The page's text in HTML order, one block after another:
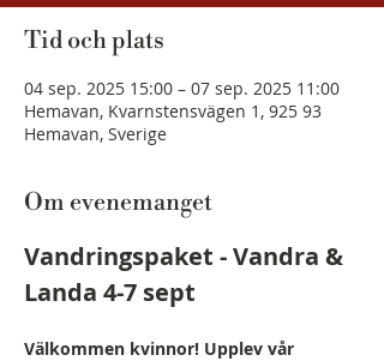
Tid och plats
04 sep. 2025 15:00 – 07 sep. 2025 11:00
Hemavan, Kvarnstensvägen 1, 925 93
Hemavan, Sverige
Om evenemanget
Vandringspaket - Vandra &
Landa 4-7 sept
Välkommen kvinnor! Upplev vår